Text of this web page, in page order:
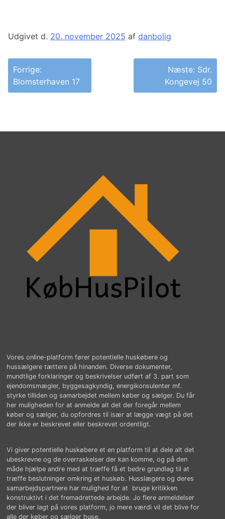
Udgivet d. 20. november 2025 af danbolig
Indlægsnavigation
Forrige:
Blomsterhaven 17
Næste: Sdr.
Kongevej 50
Vores online-platform fører potentielle huskøbere og
hussælgere tættere på hinanden. Diverse dokumenter,
mundtlige forklaringer og beskrivelser udført af 3. part som
ejendomsmægler, byggesagkyndig, energikonsulenter mf.
styrke tilliden og samarbejdet mellem køber og sælger. Du får
her muligheden for at anmelde alt det der foregår mellem
køber og sælger, du opfordres til især at lægge vægt på det
der ikke er beskrevet eller beskrevet ordentligt.
Vi giver potentielle huskøbere et en platform til at dele alt det
ubeskrevne og de overraskelser der kan komme, og på den
måde hjælpe andre med at træffe få et bedre grundlag til at
træffe beslutninger omkring et huskøb. Husslægere og deres
samarbejdspartnere har mulighed for at bruge kritikken
konstruktivt i det fremadrettede arbejde. Jo flere anmeldelser
der bliver lagt på vores platform, jo mere værdi vil det blive for
alle der køber og sælger huse.